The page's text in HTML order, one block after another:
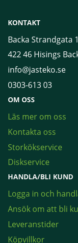
KONTAKT
Backa Strandgata
422 46 Hisings
info@jasteko.se
0303-613 03
OM OSS
Läs mer om oss
Kontakta oss
Storkökservice
Diskservice
HANDLA/BLI KUND
Logga in och
Ansök om att bli
Leveranstider
Köpvillkor